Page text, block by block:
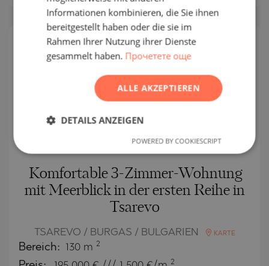
VERKAUF
Komfortable 3-Zimmer-Wohnung
mit Meerblick in der ersten Reihe in
Tsarevo
TSAREVO / BURGAS / BULGARIEN KARTE
Bereich: 130 m 2
2
ROMANIAN
Informationen kombinieren, die Sie ihnen
bereitgestellt haben oder die sie im
Rahmen Ihrer Nutzung ihrer Dienste
gesammelt haben. Прочетете още
ALLE AKZEPTIEREN
DETAILS ANZEIGEN
POWERED BY COOKIESCRIPT